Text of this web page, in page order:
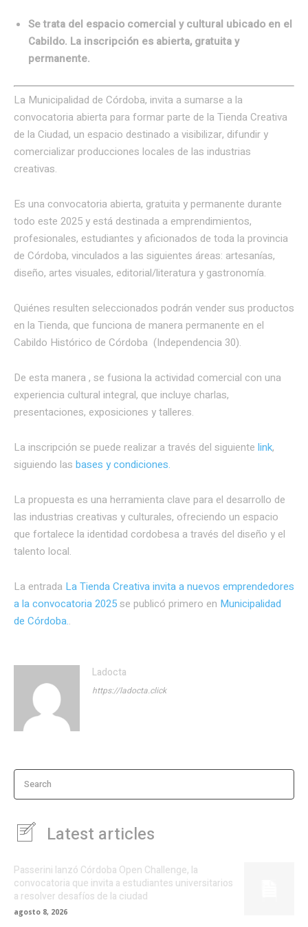
Se trata del espacio comercial y cultural ubicado en el
Cabildo. La inscripción es abierta, gratuita y
permanente.
La Municipalidad de Córdoba, invita a sumarse a la
convocatoria abierta para formar parte de la Tienda Creativa
de la Ciudad, un espacio destinado a visibilizar, difundir y
comercializar producciones locales de las industrias
creativas.
Es una convocatoria abierta, gratuita y permanente durante
todo este 2025 y está destinada a emprendimientos,
profesionales, estudiantes y aficionados de toda la provincia
de Córdoba, vinculados a las siguientes áreas: artesanías,
diseño, artes visuales, editorial/literatura y gastronomía.
Quiénes resulten seleccionados podrán vender sus productos
en la Tienda, que funciona de manera permanente en el
Cabildo Histórico de Córdoba (Independencia 30).
De esta manera , se fusiona la actividad comercial con una
experiencia cultural integral, que incluye charlas,
presentaciones, exposiciones y talleres.
La inscripción se puede realizar a través del siguiente link,
siguiendo las bases y condiciones.
La propuesta es una herramienta clave para el desarrollo de
las industrias creativas y culturales, ofreciendo un espacio
que fortalece la identidad cordobesa a través del diseño y el
talento local.
La entrada La Tienda Creativa invita a nuevos emprendedores
a la convocatoria 2025se publicó primero en Municipalidad
de Córdoba..
Ladocta
https://ladocta.click
Search
Latest articles
Passerini lanzó Córdoba Open Challenge, la
convocatoria que invita a estudiantes universitarios
a resolver desafíos de la ciudad
agosto 8, 2026